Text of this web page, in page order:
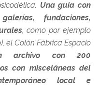
Una guía con
fundaciones,
, como por ejemplo
el Colón Fábrica Espacio
archivo con 200
con misceláneas del
local e